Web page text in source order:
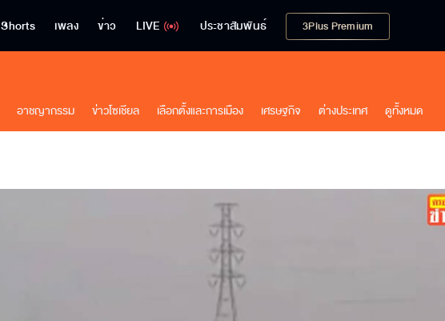
Shorts เพลง ข่าว LIVE ประชาสัมพันธ์ 3Plus Premium
อาชญากรรม ข่าวโซเชียล เลือกตั้งและการเมือง เศรษฐกิจ ต่างประเทศ ดูทั้งหมด